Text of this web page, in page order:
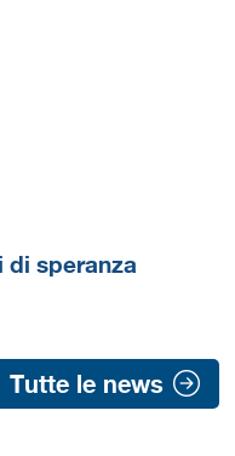
di speranza
Tutte le news